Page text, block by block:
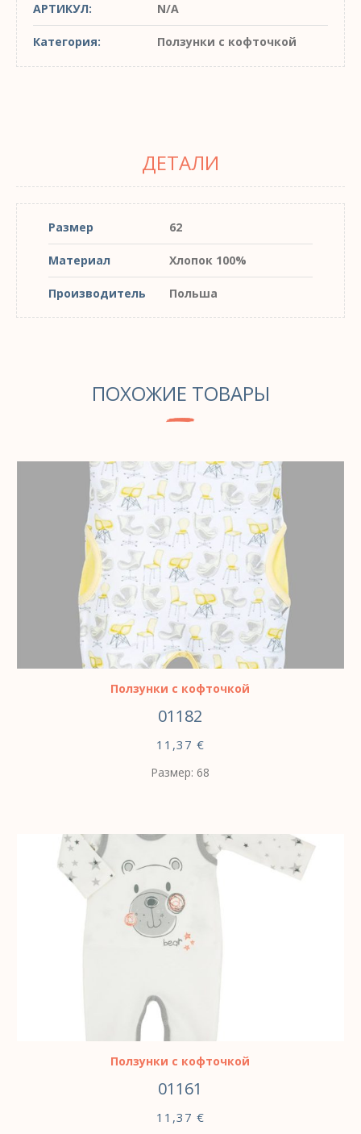
АРТИКУЛ: N/A
Категория: Ползунки с кофточкой
ДЕТАЛИ
Размер 62
Материал Хлопок 100%
Производитель Польша
ПОХОЖИЕ ТОВАРЫ
ВЫБЕРИТЕ ПАРАМЕТРЫ
Ползунки с кофточкой
01182
11,37 €
Размер: 68
ВЫБЕРИТЕ ПАРАМЕТРЫ
Ползунки с кофточкой
01161
11,37 €